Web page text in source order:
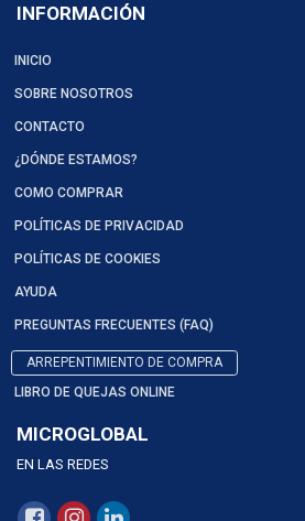
INFORMACIÓN
INICIO
SOBRE NOSOTROS
CONTACTO
¿DÓNDE ESTAMOS?
COMO COMPRAR
POLÍTICAS DE PRIVACIDAD
POLÍTICAS DE COOKIES
AYUDA
PREGUNTAS FRECUENTES (FAQ)
ARREPENTIMIENTO DE COMPRA
LIBRO DE QUEJAS ONLINE
MICROGLOBAL
EN LAS REDES